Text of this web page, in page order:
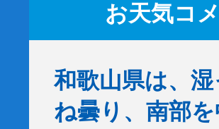
お天気コ
和歌山県は、
ね曇り、南部